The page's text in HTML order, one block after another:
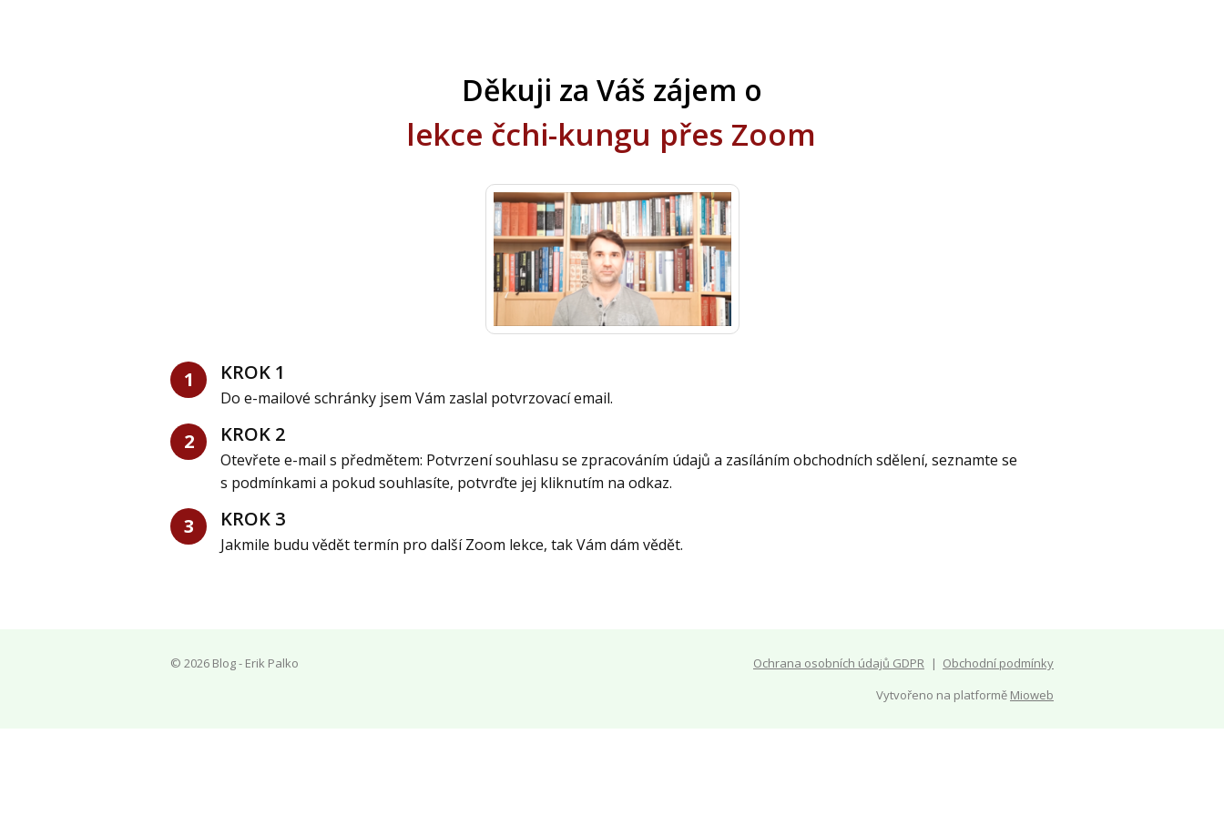
Děkuji za Váš zájem o
lekce čchi-kungu přes Zoom
1 KROK 1
Do e-mailové schránky jsem Vám zaslal potvrzovací email.
2 KROK 2
Otevřete e-mail s předmětem: Potvrzení souhlasu se zpracováním údajů a zasíláním obchodních sdělení, seznamte se
s podmínkami a pokud souhlasíte, potvrďte jej kliknutím na odkaz.
3 KROK 3
Jakmile budu vědět termín pro další Zoom lekce, tak Vám dám vědět.
Ochrana osobních údajů GDPR Obchodní podmínky
© 2026 Blog - Erik Palko
Vytvořeno na platformě Mioweb